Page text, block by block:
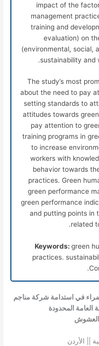
impact of the
management
training and
evaluation) on
(environmental, social,
sustainability and
The study’s most
about the need to pay
setting standards to
attitudes towards
pay attention to
training programs in
to increase
workers with
behavior towards
practices. Green
green performance
green performance
and putting points in
related
Keywords: green
practices.
في استدامة شركة مناجم
العامة المحدودة
|| الأردن